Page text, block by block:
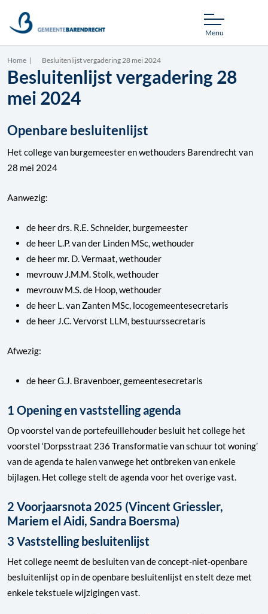
Menu
Home Besluitenlijst vergadering 28 mei 2024
Besluitenlijst vergadering 28
mei 2024
Openbare besluitenlijst
Het college van burgemeester en wethouders Barendrecht van
28 mei 2024
Aanwezig:
de heer drs. R.E. Schneider, burgemeester
de heer L.P. van der Linden MSc, wethouder
de heer mr. D. Vermaat, wethouder
mevrouw J.M.M. Stolk, wethouder
mevrouw M.S. de Hoop, wethouder
de heer L. van Zanten MSc, locogemeentesecretaris
de heer J.C. Vervorst LLM, bestuurssecretaris
Afwezig:
de heer G.J. Bravenboer, gemeentesecretaris
1 Opening en vaststelling agenda
Op voorstel van de portefeuillehouder besluit het college het
voorstel ‘Dorpsstraat 236 Transformatie van schuur tot woning’
van de agenda te halen vanwege het ontbreken van enkele
bijlagen. Het college stelt de agenda voor het overige vast.
2 Voorjaarsnota 2025 (Vincent Griessler,
Mariem el Aidi, Sandra Boersma)
3 Vaststelling besluitenlijst
Het college neemt de besluiten van de concept-niet-openbare
besluitenlijst op in de openbare besluitenlijst en stelt deze met
enkele tekstuele wijzigingen vast.